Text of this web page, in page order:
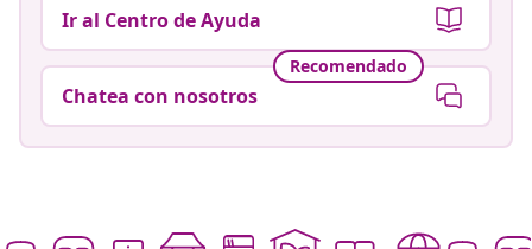
Ir al Centro de Ayuda
Recomendado
Chatea con nosotros